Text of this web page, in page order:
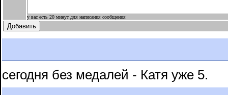
у вас есть 20 минут для написания сообщения
сегодня без медалей - Катя уже 5.